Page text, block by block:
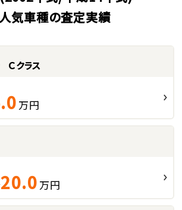
気車種の査定実績
Ｃクラス
万円
20.0 万円